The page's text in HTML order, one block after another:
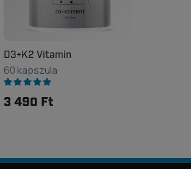
D3+K2 Vitamin
60 kapszula
3 490 Ft